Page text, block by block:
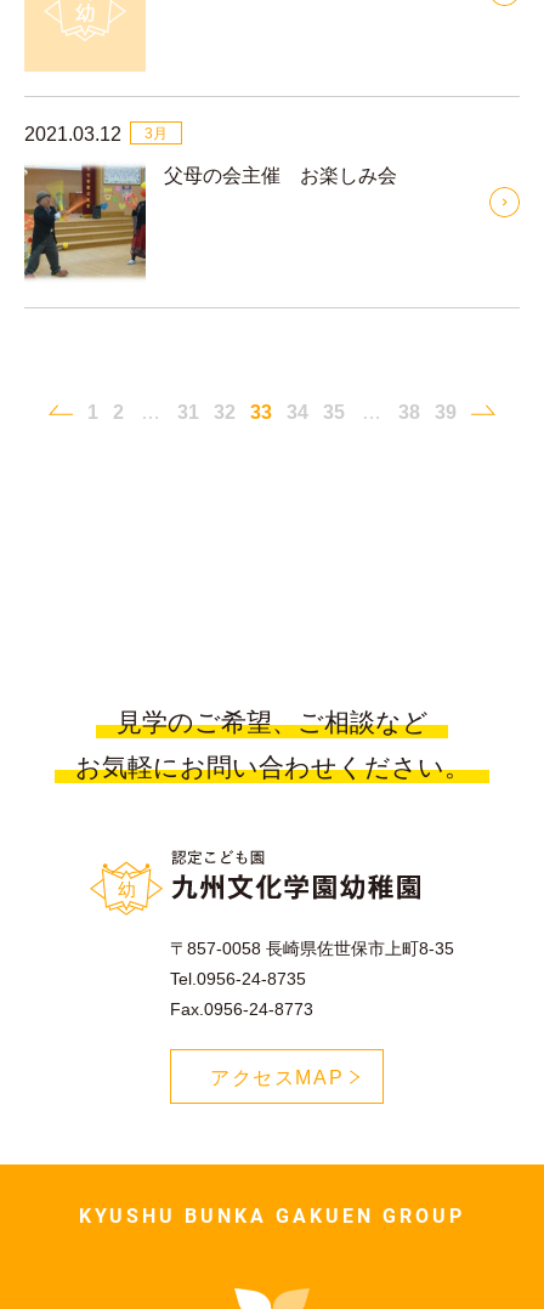
2021.03.12 3月
父母の会主催 お楽しみ会
1 2 … 31 32 33 34 35 … 38 39
見学のご希望、ご相談など
お気軽にお問い合わせください。
〒857-0058 長崎県佐世保市上町8-35
Tel.0956-24-8735
Fax.0956-24-8773
アクセスMAP
KYUSHU BUNKA GAKUEN GROUP